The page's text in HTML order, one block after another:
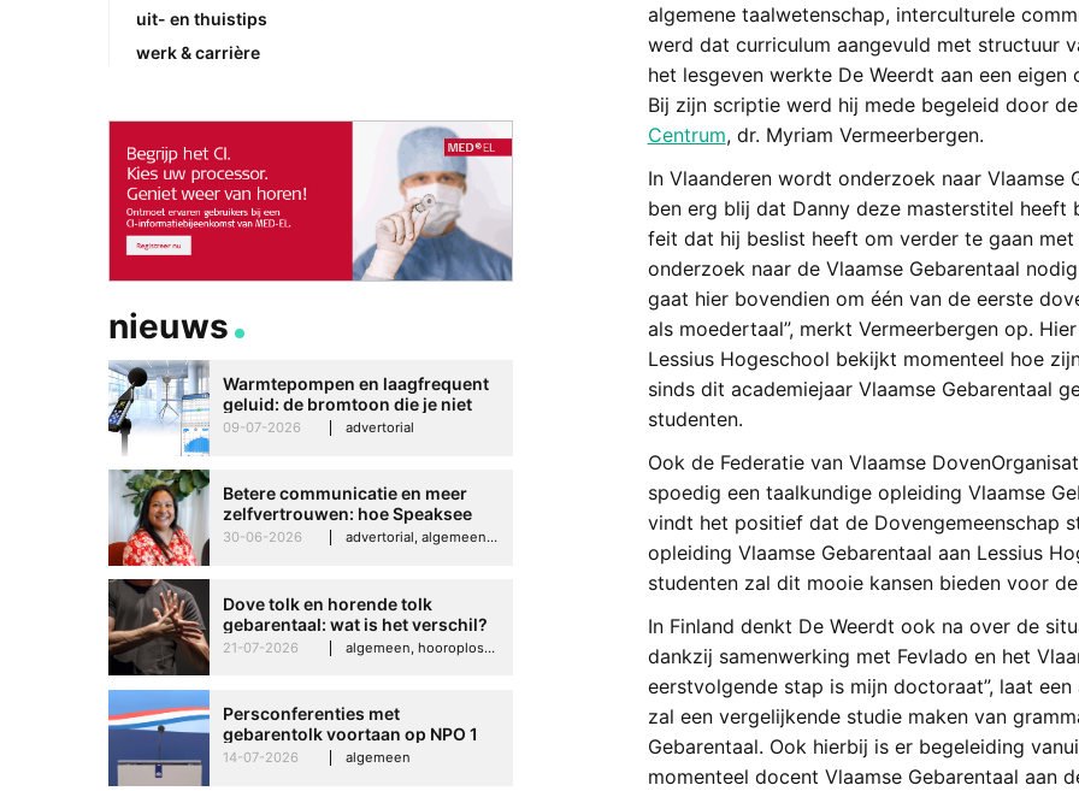
algemene taalwetenschap, interculturele
werd dat curriculum aangevuld met structuur
het lesgeven werkte De Weerdt aan een
Bij zijn scriptie werd hij mede begeleid door
Centrum, dr. Myriam Vermeerbergen.
In Vlaanderen wordt onderzoek naar
ben erg blij dat Danny deze masterstitel heeft
feit dat hij beslist heeft om verder te gaan
onderzoek naar de Vlaamse Gebarentaal
gaat hier bovendien om één van de eerste
als moedertaal”, merkt Vermeerbergen op.
Lessius Hogeschool bekijkt momenteel hoe
sinds dit academiejaar Vlaamse Gebarentaal
studenten.
Ook de Federatie van Vlaamse
spoedig een taalkundige opleiding Vlaamse
vindt het positief dat de Dovengemeenschap
opleiding Vlaamse Gebarentaal aan Lessius
studenten zal dit mooie kansen bieden voor
In Finland denkt De Weerdt ook na over de
dankzij samenwerking met Fevlado en het
eerstvolgende stap is mijn doctoraat”, laat
zal een vergelijkende studie maken van
Gebarentaal. Ook hierbij is er begeleiding
momenteel docent Vlaamse Gebarentaal aan
uit- en thuistips
werk & carrière
nieuws
Warmtepompen en laagfrequent
geluid: de bromtoon die je niet
kunt negeren
09-07-2026 advertorial
Betere communicatie en meer
zelfvertrouwen: hoe Speaksee
Imelda helpt om te groeien in
30-06-2026 advertorial, algemeen, hooroplossingen, interview
Dove tolk en horende tolk
gebarentaal: wat is het verschil?
21-07-2026 algemeen, hooroplossingen, hoorproblemen, samenleving & maatschappij
Persconferenties met
gebarentolk voortaan op NPO 1
Extra
14-07-2026 algemeen